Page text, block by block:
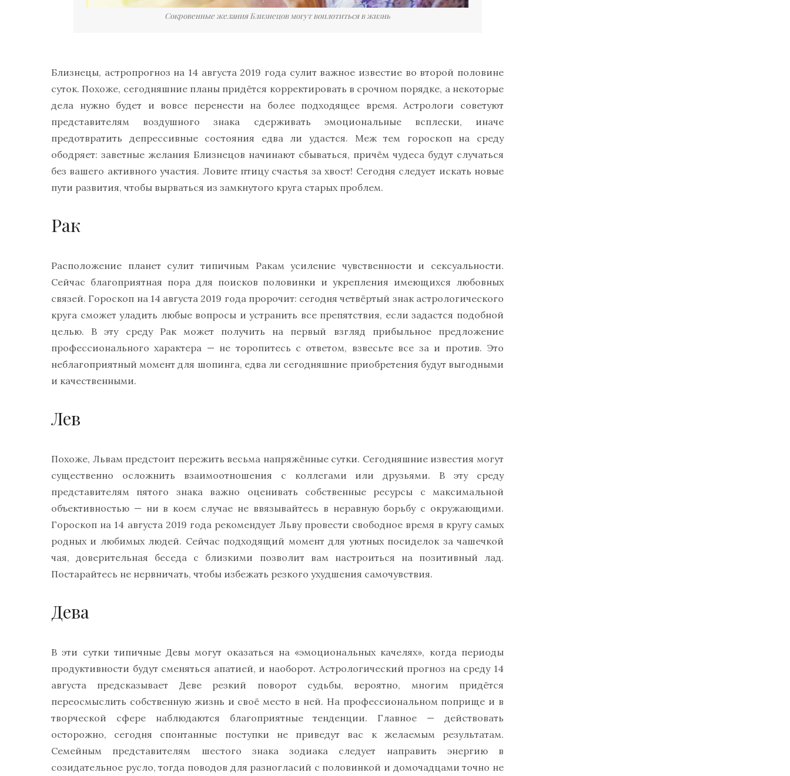
Сокровенные желания Близнецов могут воплотиться в жизнь
Близнецы, астропрогноз на 14 августа 2019 года сулит важное известие во второй половине
суток. Похоже, сегодняшние планы придётся корректировать в срочном порядке, а некоторые
дела нужно будет и вовсе перенести на более подходящее время. Астрологи советуют
представителям воздушного знака сдерживать эмоциональные всплески, иначе
предотвратить депрессивные состояния едва ли удастся. Меж тем гороскоп на среду
ободряет: заветные желания Близнецов начинают сбываться, причём чудеса будут случаться
без вашего активного участия. Ловите птицу счастья за хвост! Сегодня следует искать новые
пути развития, чтобы вырваться из замкнутого круга старых проблем.
Рак
Расположение планет сулит типичным Ракам усиление чувственности и сексуальности.
Сейчас благоприятная пора для поисков половинки и укрепления имеющихся любовных
связей. Гороскоп на 14 августа 2019 года пророчит: сегодня четвёртый знак астрологического
круга сможет уладить любые вопросы и устранить все препятствия, если задастся подобной
целью. В эту среду Рак может получить на первый взгляд прибыльное предложение
профессионального характера — не торопитесь с ответом, взвесьте все за и против. Это
неблагоприятный момент для шопинга, едва ли сегодняшние приобретения будут выгодными
и качественными.
Лев
Похоже, Львам предстоит пережить весьма напряжённые сутки. Сегодняшние известия могут
существенно осложнить взаимоотношения с коллегами или друзьями. В эту среду
представителям пятого знака важно оценивать собственные ресурсы с максимальной
объективностью — ни в коем случае не ввязывайтесь в неравную борьбу с окружающими.
Гороскоп на 14 августа 2019 года рекомендует Льву провести свободное время в кругу самых
родных и любимых людей. Сейчас подходящий момент для уютных посиделок за чашечкой
чая, доверительная беседа с близкими позволит вам настроиться на позитивный лад.
Постарайтесь не нервничать, чтобы избежать резкого ухудшения самочувствия.
Дева
В эти сутки типичные Девы могут оказаться на «эмоциональных качелях», когда периоды
продуктивности будут сменяться апатией, и наоборот. Астрологический прогноз на среду 14
августа предсказывает Деве резкий поворот судьбы, вероятно, многим придётся
переосмыслить собственную жизнь и своё место в ней. На профессиональном поприще и в
творческой сфере наблюдаются благоприятные тенденции. Главное — действовать
осторожно, сегодня спонтанные поступки не приведут вас к желаемым результатам.
Семейным представителям шестого знака зодиака следует направить энергию в
созидательное русло, тогда поводов для разногласий с половинкой и домочадцами точно не